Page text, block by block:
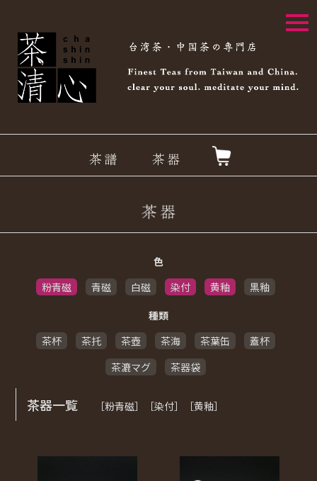
色
粉青磁
青磁 白磁 染付 黄釉
黒釉
種類
茶杯
茶托 茶壺 茶海 茶葉缶
蓋杯
茶漉マグ
茶器袋
茶器一覧 ［粉青磁］［染付］［黄釉］